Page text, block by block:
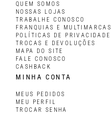
QUEM SOMOS
NOSSAS LOJAS
TRABALHE CONOSCO
FRANQUIAS E MULTIMARCAS
POLÍTICAS DE PRIVACIDADE
TROCAS E DEVOLUÇÕES
MAPA DO SITE
FALE CONOSCO
CASHBACK
MINHA CONTA
MEUS PEDIDOS
MEU PERFIL
TROCAR SENHA